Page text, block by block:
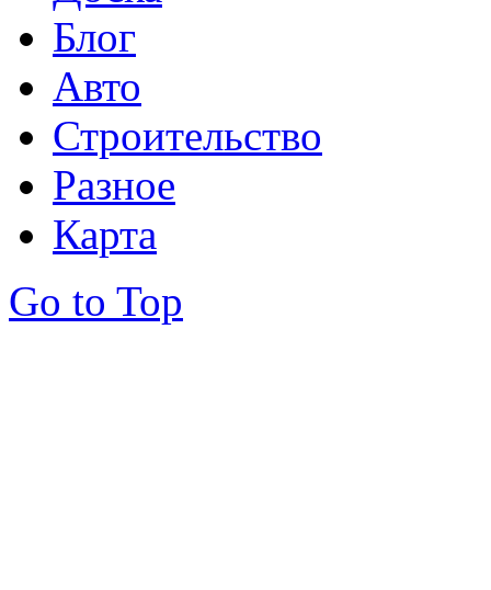
Блог
Авто
Строительство
Разное
Карта
Go to Top